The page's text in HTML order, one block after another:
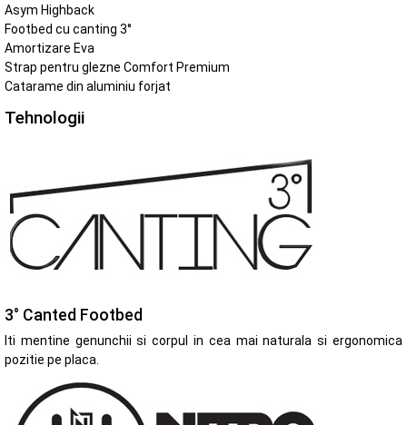
Asym Highback
Footbed cu canting 3°
Amortizare Eva
Strap pentru glezne Comfort Premium
Catarame din aluminiu forjat
Tehnologii
3° Canted Footbed
Iti mentine genunchii si corpul in cea mai naturala si ergonomica
pozitie pe placa.